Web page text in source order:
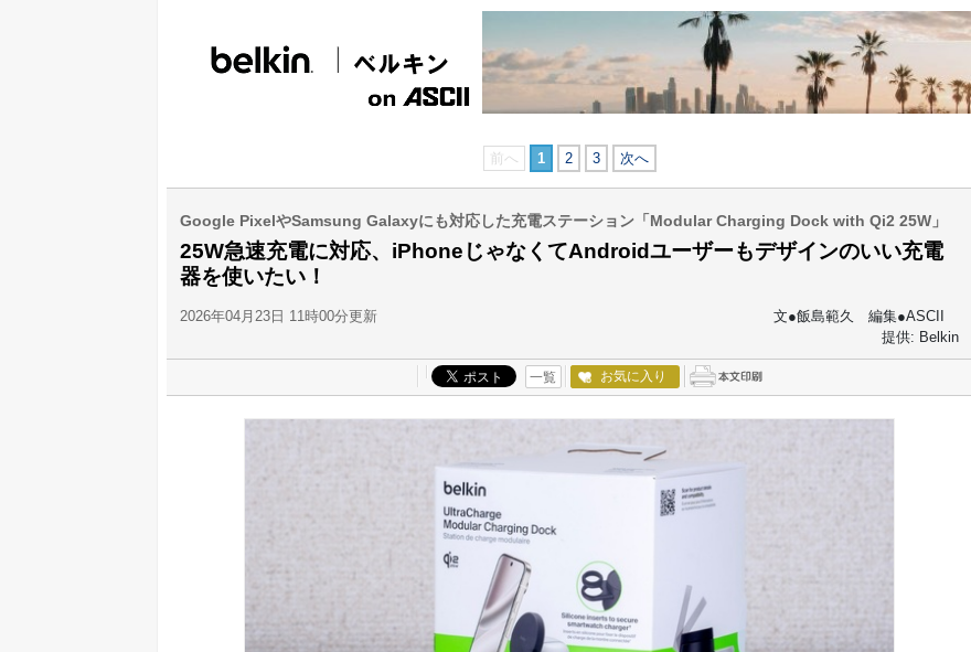
前へ 1 2 3 次へ
Google PixelやSamsung Galaxyにも対応した充電ステーション「Modular Charging Dock with Qi2 25W」
25W急速充電に対応、iPhoneじゃなくてAndroidユーザーもデザインのいい充電
器を使いたい！
2026年04月23日 11時00分更新
文●飯島範久 編集●ASCII
提供: Belkin
一覧 お気に入り